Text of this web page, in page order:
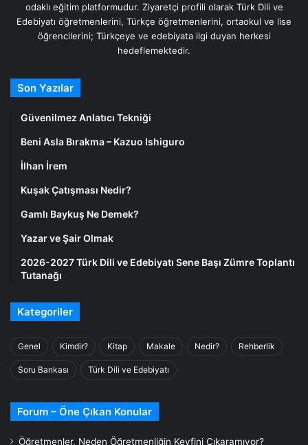
odaklı eğitim platformudur. Ziyaretçi profili olarak Türk Dili ve
Edebiyatı öğretmenlerini, Türkçe öğretmenlerini, ortaokul ve lise
öğrencilerini; Türkçeye ve edebiyata ilgi duyan herkesi
hedeflemektedir.
Son Yazılar
Güvenilmez Anlatıcı Tekniği
Beni Asla Bırakma – Kazuo Ishiguro
İlhan İrem
Kuşak Çatışması Nedir?
Gamlı Baykuş Ne Demek?
Yazar ve Şair Olmak
2026-2027 Türk Dili ve Edebiyatı Sene Başı Zümre Toplantı
Tutanağı
Kategoriler
Genel Kimdir? Kitap Makale Nedir? Rehberlik
Soru Bankası Türk Dili ve Edebiyatı
Forum – Öne Çıkan Konular
Öğretmenler, Neden Öğretmenliğin Keyfini Çıkaramıyor?